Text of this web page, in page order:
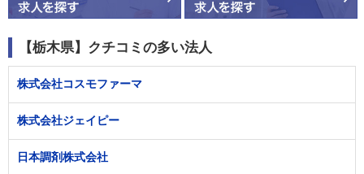
【栃木県】クチコミの多い法人
株式会社コスモファーマ
株式会社ジェイピー
日本調剤株式会社